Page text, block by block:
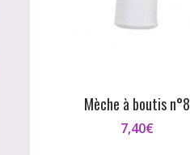
Mèche à boutis n°8
7,40€